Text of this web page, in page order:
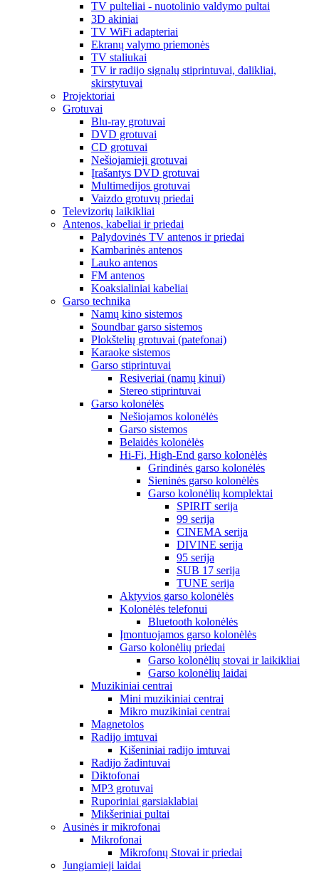
TV pulteliai - nuotolinio valdymo pultai
3D akiniai
TV WiFi adapteriai
Ekranų valymo priemonės
TV staliukai
TV ir radijo signalų stiprintuvai, dalikliai,
skirstytuvai
Projektoriai
Grotuvai
Blu-ray grotuvai
DVD grotuvai
CD grotuvai
Nešiojamieji grotuvai
Įrašantys DVD grotuvai
Multimedijos grotuvai
Vaizdo grotuvų priedai
Televizorių laikikliai
Antenos, kabeliai ir priedai
Palydovinės TV antenos ir priedai
Kambarinės antenos
Lauko antenos
FM antenos
Koaksialiniai kabeliai
Garso technika
Namų kino sistemos
Soundbar garso sistemos
Plokštelių grotuvai (patefonai)
Karaoke sistemos
Garso stiprintuvai
Resiveriai (namų kinui)
Stereo stiprintuvai
Garso kolonėlės
Nešiojamos kolonėlės
Garso sistemos
Belaidės kolonėlės
Hi-Fi, High-End garso kolonėlės
Grindinės garso kolonėlės
Sieninės garso kolonėlės
Garso kolonėlių komplektai
SPIRIT serija
99 serija
CINEMA serija
DIVINE serija
95 serija
SUB 17 serija
TUNE serija
Aktyvios garso kolonėlės
Kolonėlės telefonui
Bluetooth kolonėlės
Įmontuojamos garso kolonėlės
Garso kolonėlių priedai
Garso kolonėlių stovai ir laikikliai
Garso kolonėlių laidai
Muzikiniai centrai
Mini muzikiniai centrai
Mikro muzikiniai centrai
Magnetolos
Radijo imtuvai
Kišeniniai radijo imtuvai
Radijo žadintuvai
Diktofonai
MP3 grotuvai
Ruporiniai garsiaklabiai
Mikšeriniai pultai
Ausinės ir mikrofonai
Mikrofonai
Mikrofonų Stovai ir priedai
Jungiamieji laidai